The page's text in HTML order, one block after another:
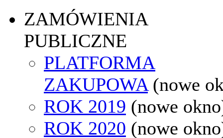
ZAMÓWIENIA
PUBLICZNE
PLATFORMA
ZAKUPOWA (nowe
ROK 2019 (nowe
ROK 2020 (nowe